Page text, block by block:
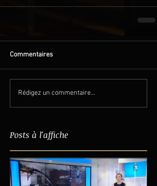
Commentaires
Rédigez un commentaire...
Posts à l'affiche